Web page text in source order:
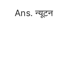
Ans. न्यूटन